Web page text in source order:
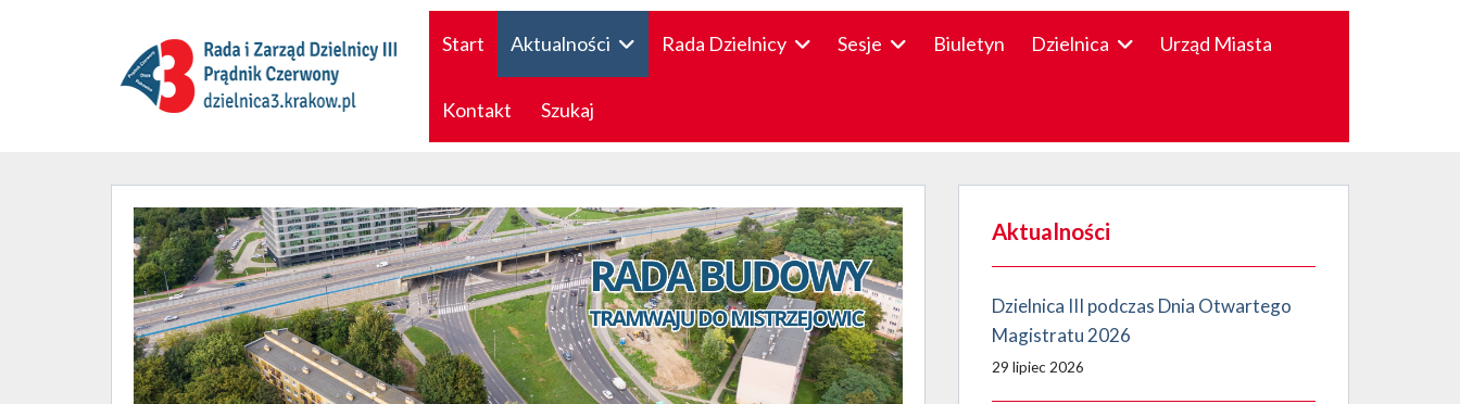
Start Aktualności Rada Dzielnicy Sesje Biuletyn Dzielnica Urząd Miasta
Kontakt Szukaj
Aktualności
Dzielnica III podczas Dnia Otwartego
Magistratu 2026
29 lipiec 2026